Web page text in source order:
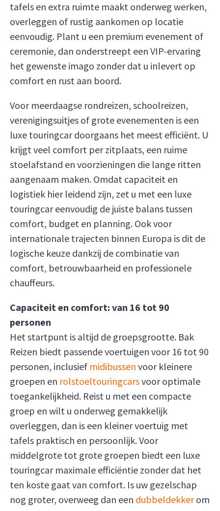
tafels en extra ruimte maakt onderweg werken,
overleggen of rustig aankomen op locatie
eenvoudig. Plant u een premium evenement of
ceremonie, dan onderstreept een VIP-ervaring
het gewenste imago zonder dat u inlevert op
comfort en rust aan boord.
Voor meerdaagse rondreizen, schoolreizen,
verenigingsuitjes of grote evenementen is een
luxe touringcar doorgaans het meest efficiënt. U
krijgt veel comfort per zitplaats, een ruime
stoelafstand en voorzieningen die lange ritten
aangenaam maken. Omdat capaciteit en
logistiek hier leidend zijn, zet u met een luxe
touringcar eenvoudig de juiste balans tussen
comfort, budget en planning. Ook voor
internationale trajecten binnen Europa is dit de
logische keuze dankzij de combinatie van
comfort, betrouwbaarheid en professionele
chauffeurs.
Capaciteit en comfort: van 16 tot 90
personen
Het startpunt is altijd de groepsgrootte. Bak
Reizen biedt passende voertuigen voor 16 tot 90
personen, inclusief midibussen voor kleinere
groepen en rolstoeltouringcarsvoor optimale
toegankelijkheid. Reist u met een compacte
groep en wilt u onderweg gemakkelijk
overleggen, dan is een kleiner voertuig met
tafels praktisch en persoonlijk. Voor
middelgrote tot grote groepen biedt een luxe
touringcar maximale efficiëntie zonder dat het
ten koste gaat van comfort. Is uw gezelschap
nog groter, overweeg dan een dubbeldekkerom